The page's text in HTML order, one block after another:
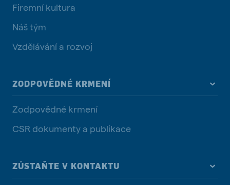
Firemní kultura
Náš tým
Vzdělávání a rozvoj
ZODPOVĚDNÉ KRMENÍ
Zodpovědné krmení
CSR dokumenty a publikace
ZŮSTAŇTE V KONTAKTU